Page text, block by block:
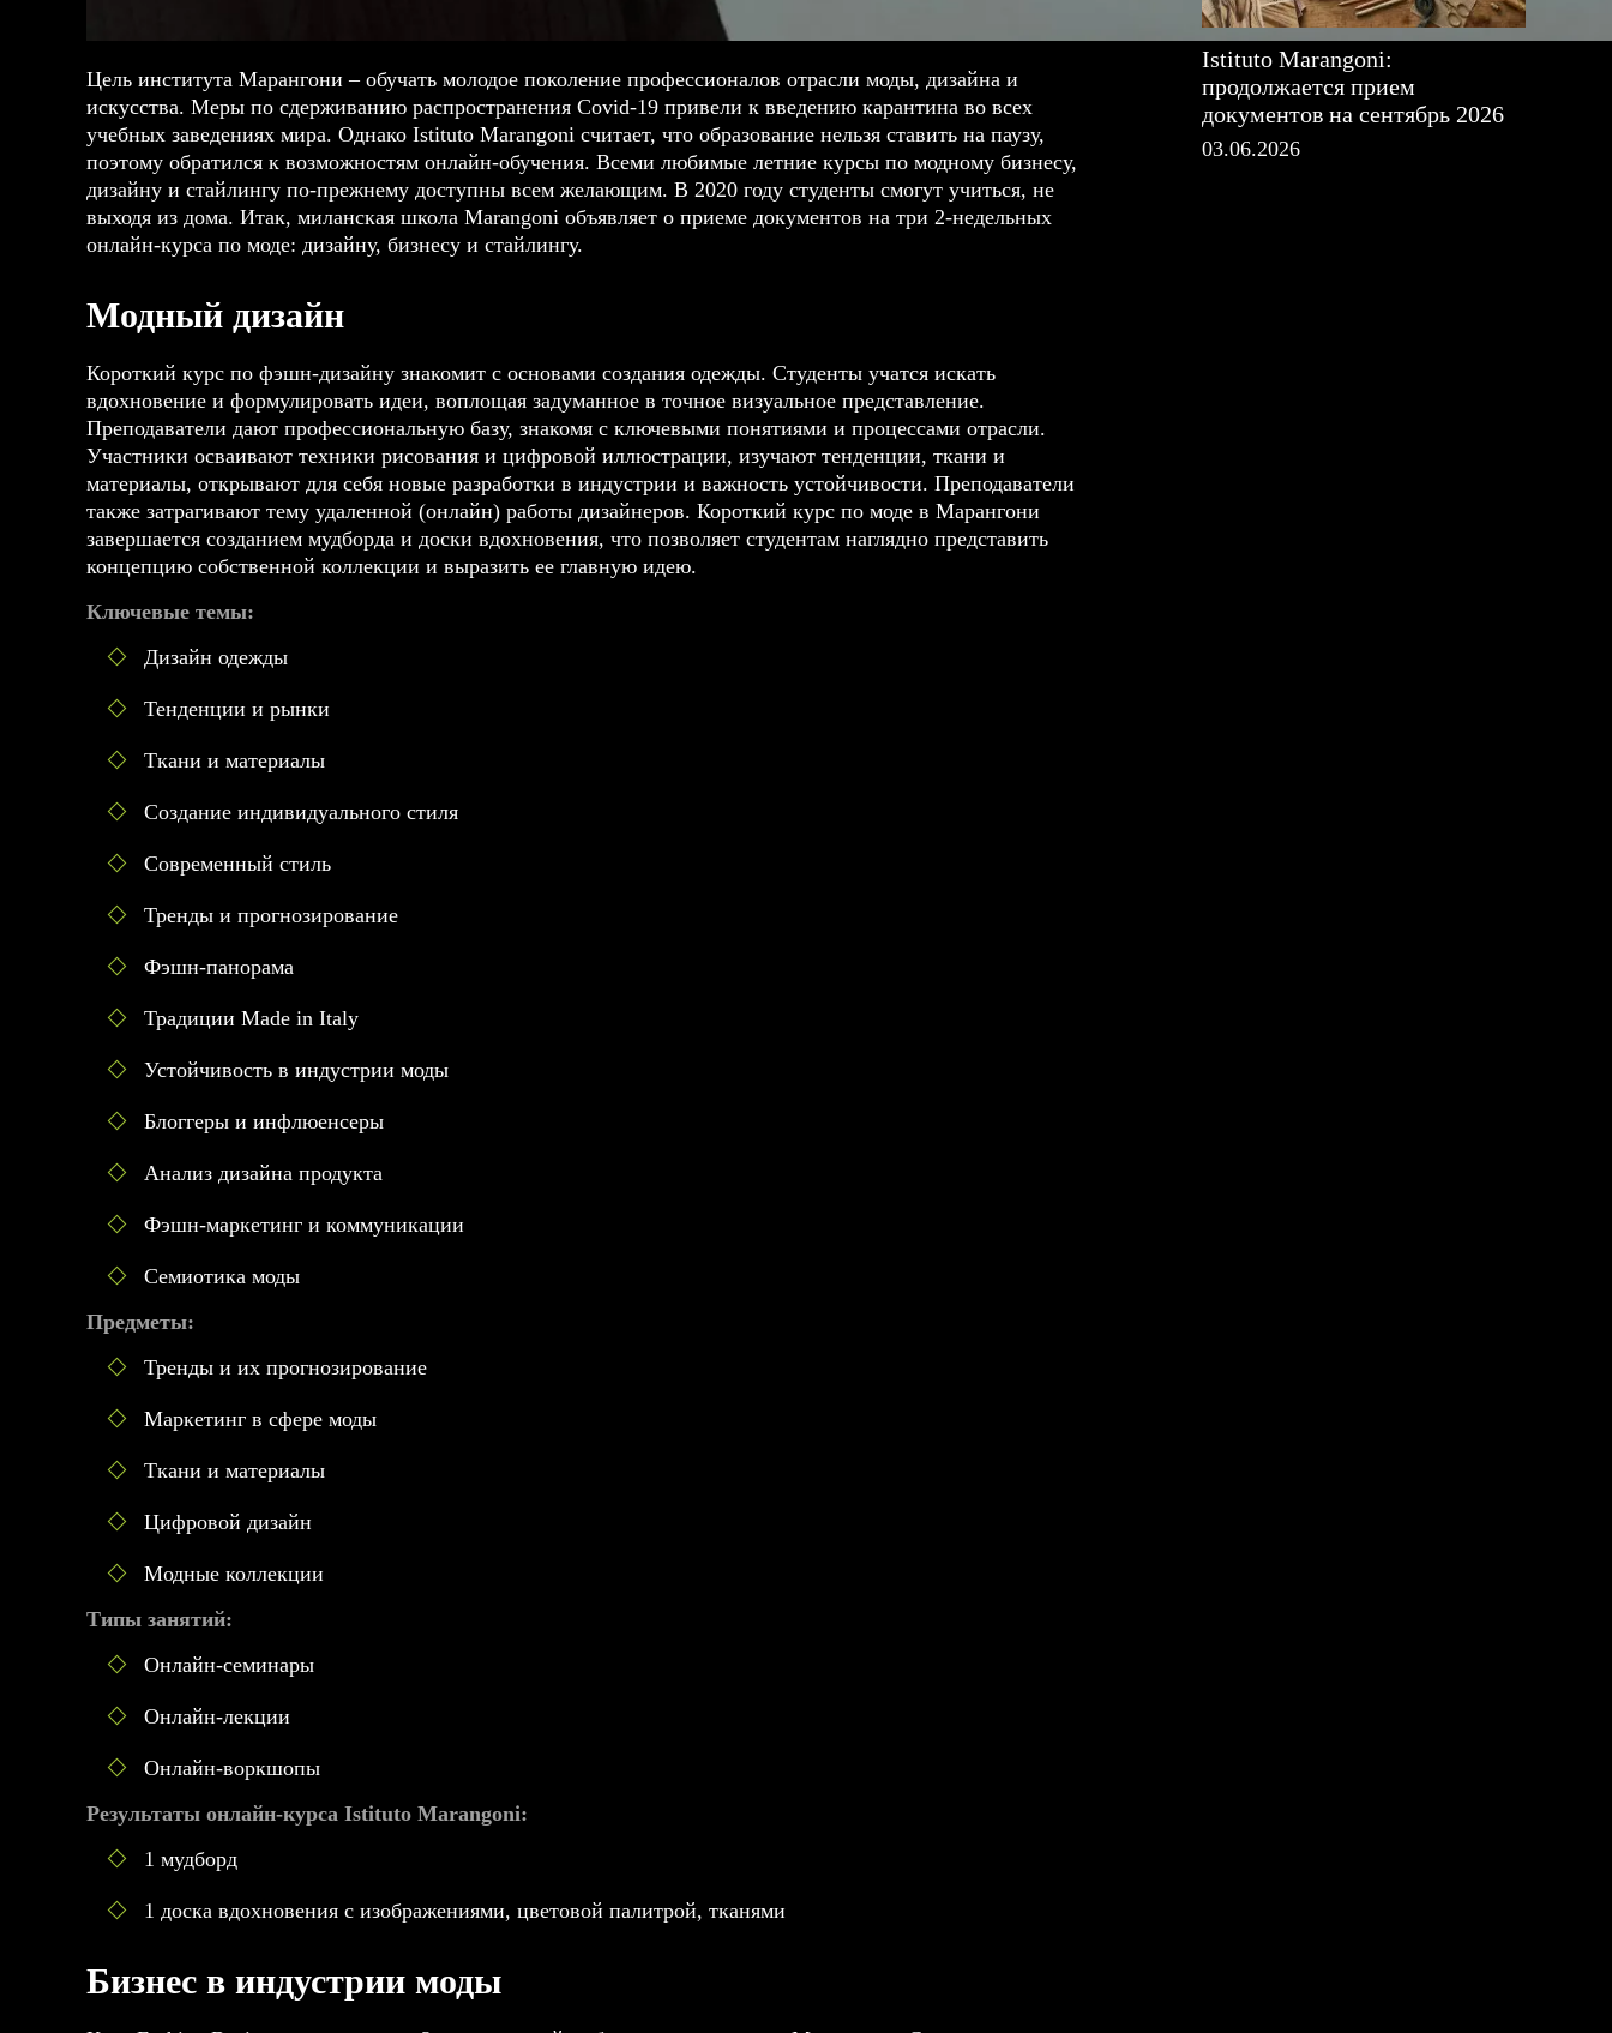
Цель института Марангони – обучать молодое поколение профессионалов отрасли моды, дизайна и
искусства. Меры по сдерживанию распространения Covid-19 привели к введению карантина во всех
учебных заведениях мира. Однако Istituto Marangoni считает, что образование нельзя ставить на паузу,
поэтому обратился к возможностям онлайн-обучения. Всеми любимые летние курсы по модному бизнесу,
дизайну и стайлингу по-прежнему доступны всем желающим. В 2020 году студенты смогут учиться, не
выходя из дома. Итак, миланская школа Marangoni объявляет о приеме документов на три 2-недельных
онлайн-курса по моде: дизайну, бизнесу и стайлингу.
Модный дизайн
Короткий курс по фэшн-дизайну знакомит с основами создания одежды. Студенты учатся искать
вдохновение и формулировать идеи, воплощая задуманное в точное визуальное представление.
Преподаватели дают профессиональную базу, знакомя с ключевыми понятиями и процессами отрасли.
Участники осваивают техники рисования и цифровой иллюстрации, изучают тенденции, ткани и
материалы, открывают для себя новые разработки в индустрии и важность устойчивости. Преподаватели
также затрагивают тему удаленной (онлайн) работы дизайнеров. Короткий курс по моде в Марангони
завершается созданием мудборда и доски вдохновения, что позволяет студентам наглядно представить
концепцию собственной коллекции и выразить ее главную идею.
Ключевые темы:
Дизайн одежды
Тенденции и рынки
Ткани и материалы
Создание индивидуального стиля
Современный стиль
Тренды и прогнозирование
Фэшн-панорама
Традиции Made in Italy
Устойчивость в индустрии моды
Блоггеры и инфлюенсеры
Анализ дизайна продукта
Фэшн-маркетинг и коммуникации
Семиотика моды
Предметы:
Тренды и их прогнозирование
Маркетинг в сфере моды
Ткани и материалы
Цифровой дизайн
Модные коллекции
Типы занятий:
Онлайн-семинары
Онлайн-лекции
Онлайн-воркшопы
Результаты онлайн-курса Istituto Marangoni:
1 мудборд
1 доска вдохновения с изображениями, цветовой палитрой, тканями
Бизнес в индустрии моды
Istituto Marangoni:
продолжается прием
документов на сентябрь 2026
03.06.2026